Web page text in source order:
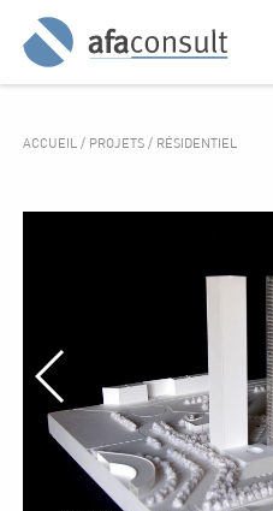
ACCUEIL / PROJETS / RÉSIDENTIEL